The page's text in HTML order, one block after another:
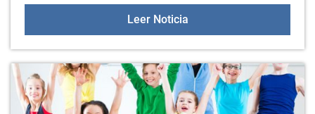
Leer NoticiaAulas +55 el 17 de